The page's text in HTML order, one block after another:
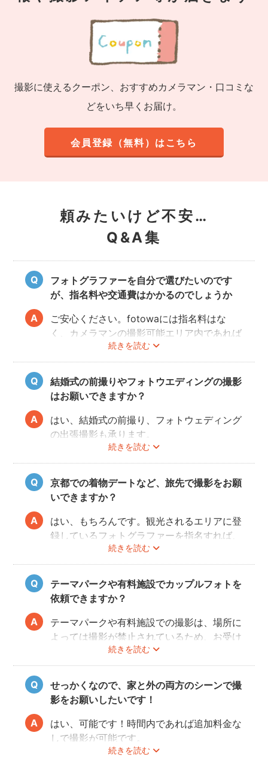
撮影に使えるクーポン、おすすめカメラマン・口コミな
どをいち早くお届け。
会員登録（無料）はこちら
頼みたいけど不安…
Q&A集
フォトグラファーを自分で選びたいのです
が、指名料や交通費はかかるのでしょうか
続きを読む
ご安心ください。fotowaには指名料はな
く、カメラマンの撮影可能エリア内であれば
交通費も一切かかりません。
自己PRやポートフォリオから、お好きなプ
ロのフォトグラファーをじっくりと選べるの
で、お二人とも安心して撮影することができ
ます。
結婚式の前撮りやフォトウエディングの撮影
はお願いできますか？
続きを読む
はい、結婚式の前撮り、フォトウェディング
の出張撮影も承ります。
fotowaでは衣装レンタル・着付け・ヘアメ
イクなどのオプションをご用意しておりませ
んので、お客様自身でご用意くださいませ。
京都での着物デートなど、旅先で撮影をお願
いできますか？
続きを読む
はい、もちろんです。観光されるエリアに登
録しているフォトグラファーを指名すれば、
旅行先でも撮影できます。
お好きな時間帯に撮影もできるので、是非と
も思い出に残るデートプランにしてください
ね！
テーマパークや有料施設でカップルフォトを
依頼できますか？
続きを読む
テーマパークや有料施設での撮影は、場所に
よっては撮影が禁止されているため、お受け
できない場合がございます。
予約前にお客様ご自身で、施設へのご確認を
お願いいたします。
また、有料施設の場合、フォトグラファーの
入場費などはお客様のご負担となりますので
ご了承ください。
せっかくなので、家と外の両方のシーンで撮
影をお願いしたいです！
続きを読む
はい、可能です！時間内であれば追加料金な
しで撮影が可能です。
撮影をスムーズに進行させるために、事前に